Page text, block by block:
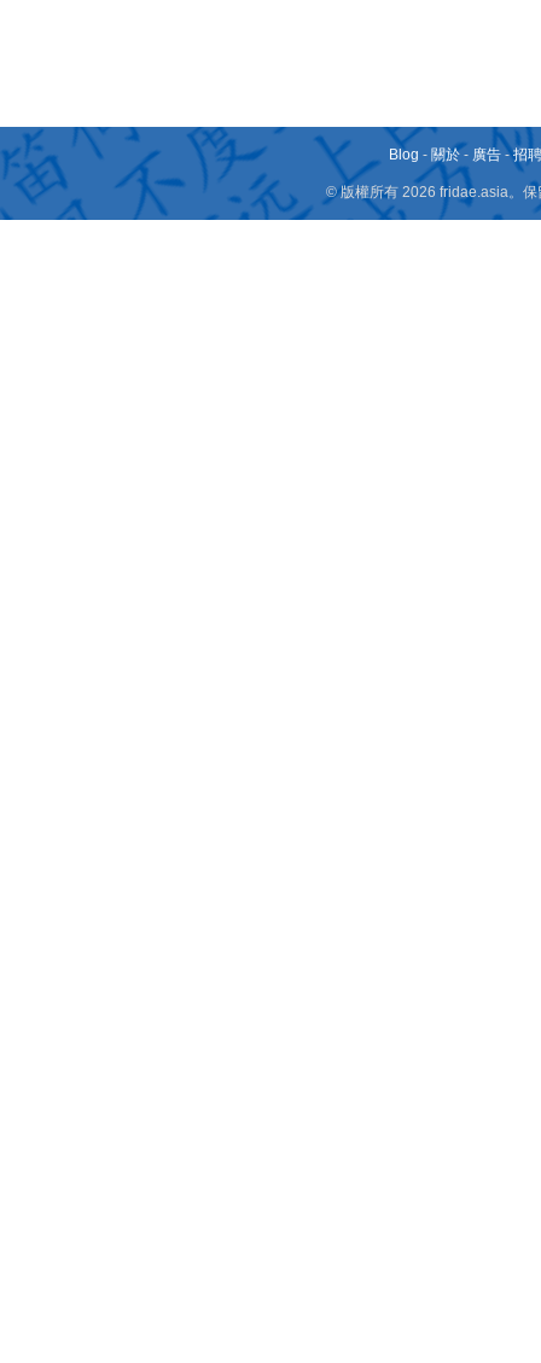
Blog - 關於 - 廣告 -招
© 版權所有 2026 fridae.asia。